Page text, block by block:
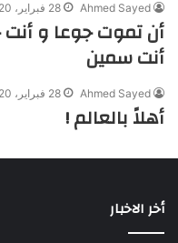
Ahmed Sayed 28 فبراير، 2020
أن تموت جوعا و أنت
أنت سمين
Ahmed Sayed 28 فبراير، 2020
أهلاً بالعالم !
أخر الاخبار